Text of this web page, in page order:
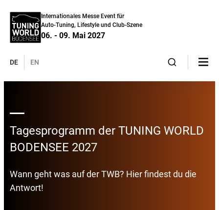
Internationales Messe Event für
Auto-Tuning, Lifestyle und Club-Szene
06. - 09. Mai 2027
DE EN
Tagesprogramm der TUNING WORLD
BODENSEE 2027
Wann geht was auf der TWB? Hier findest du die
Antwort!